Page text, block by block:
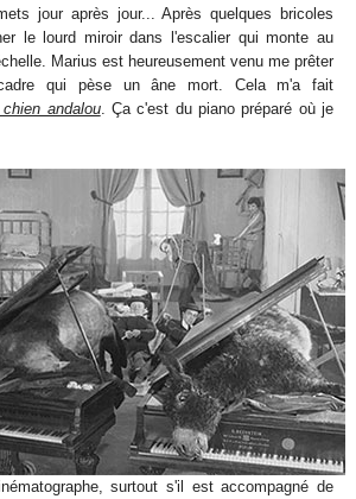
jour après jour... Après quelques bricoles
le lourd miroir dans l'escalier qui monte au
Marius est heureusement venu me prêter
qui pèse un âne mort. Cela m'a fait
chien andalou. Ça c'est du piano préparé où je
surtout s'il est accompagné de